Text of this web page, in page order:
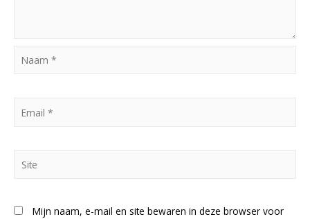
Naam
Mijn naam, e-mail en site bewaren in deze browser voor